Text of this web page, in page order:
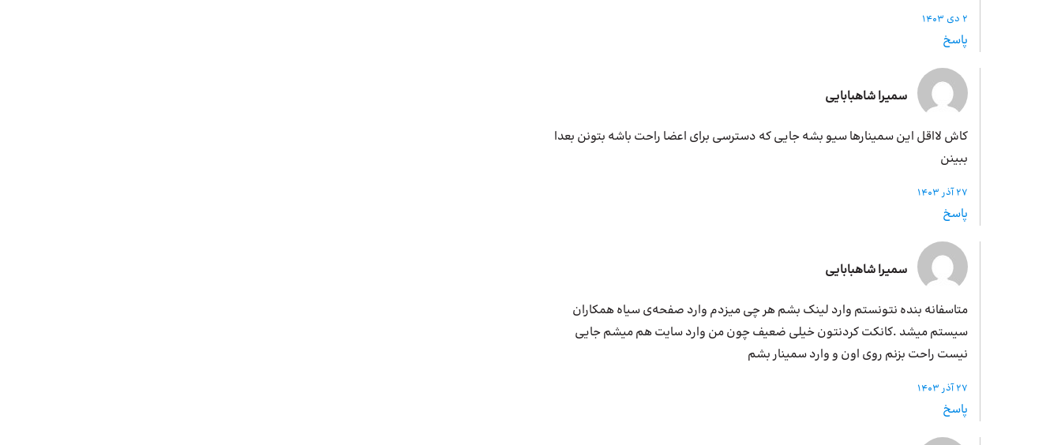
2 دی 1403
پاسخ
سمیرا شاهبابایی
کاش لااقل این سمینارها سیو بشه جایی که دسترسی برای اعضا راحت باشه بتونن بعدا
ببینن
27 آذر 1403
پاسخ
سمیرا شاهبابایی
متاسفانه بنده نتونستم وارد لینک بشم هر چی میزدم وارد صفحه‌ی سیاه همکاران
سیستم میشد .کانکت کردنتون خیلی ضعیف چون من وارد سایت هم میشم جایی
نیست راحت بزنم روی اون و وارد سمینار بشم
27 آذر 1403
پاسخ